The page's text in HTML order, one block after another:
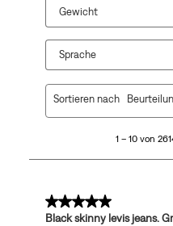
Gewicht
Sprache
2614
1 – 10 von
Sortieren nach
5 von 5 Sternen.
Black skinny levis jeans.